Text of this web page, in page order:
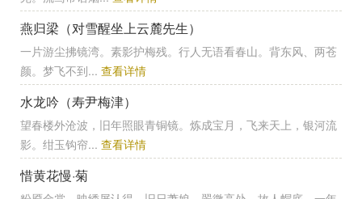
燕归梁（对雪醒坐上云麓先生）
一片游尘拂镜湾。素影护梅残。行人无语看春山。背东风、两苍
颜。梦飞不到... 查看详情
水龙吟（寿尹梅津）
望春楼外沧波，旧年照眼青铜镜。炼成宝月，飞来天上，银河流
影。绀玉钩帘... 查看详情
惜黄花慢·菊